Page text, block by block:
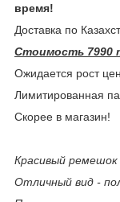
время!
Доставка по
Стоимость 7990
Ожидается рост
Лимитированная
Скорее в магазин!
Красивый
Отличный вид -